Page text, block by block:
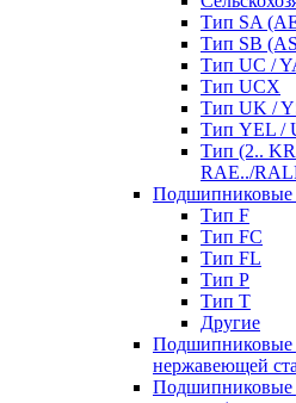
Тип SA
Тип SB
Тип UC /
Тип UCX
Тип UK /
Тип YEL /
Тип (2..
RAE../
Подшипниковые
Тип F
Тип FC
Тип FL
Тип P
Тип T
Другие
Подшипниковые
нержавеющей
Подшипниковые